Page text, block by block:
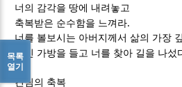
너의 감각을 땅에 내려놓고
축복받은 순수함을 느껴라.
너를 볼보시는 아버지께서 삶의 가장
왕진 가방을 들고 너를 찾아 길을 나섰
견딤의 축복
목록
열기